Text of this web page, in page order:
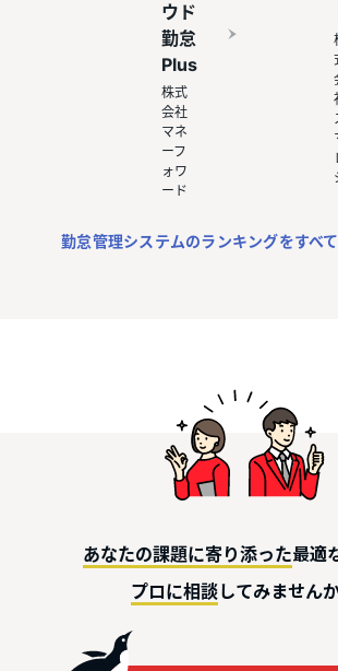
ウド
勤怠
Plus
株式
会社
マネ
ーフ
ォワ
ード
勤怠管理システムのランキングをすべ
あなたの課題に寄り添った最適
プロに相談してみません